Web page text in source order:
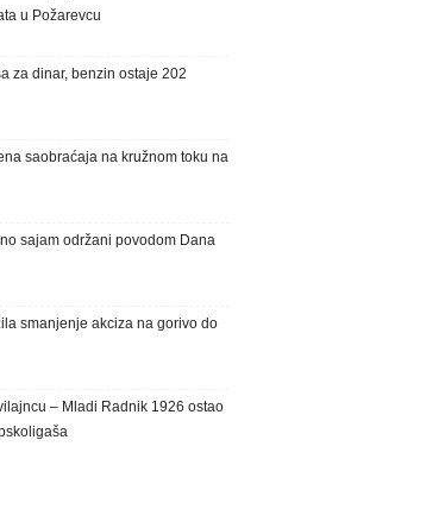
u Požarevcu
za dinar, benzin ostaje 202
saobraćaja na kružnom toku na
sajam održani povodom Dana
smanjenje akciza na gorivo do
– Mladi Radnik 1926 ostao